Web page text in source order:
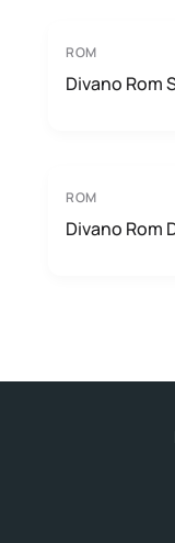
ROM
Divano Rom
ROM
Divano Rom